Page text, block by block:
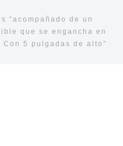
“acompañado de un
que se engancha en
5 pulgadas de alto”